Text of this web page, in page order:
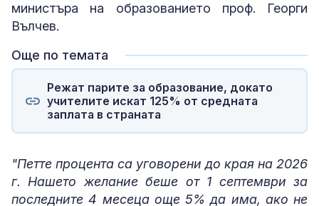
министъра на образованието проф. Георги
Вълчев.
Още по темата
Режат парите за образование, докато
учителите искат 125% от средната
заплата в страната
"Петте процента са уговорени до края на 2026
г. Нашето желание беше от 1 септември за
последните 4 месеца още 5% да има, ако не